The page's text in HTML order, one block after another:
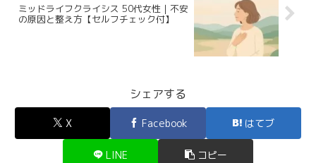
ミッドライフクライシス 50代女性｜不安
の原因と整え方【セルフチェック付】
シェアする
X Facebook はてブ
LINE コピー